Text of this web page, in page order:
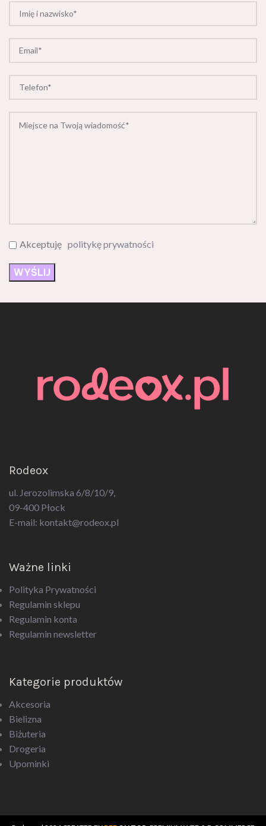
Akceptuję politykę prywatności
Rodeox
ul. Jerozolimska 6/8/10/9,
09-400 Płock
E-mail: kontakt@rodeox.pl
Ważne linki
Polityka Prywatności
Regulamin sklepu
Regulamin konta
Regulamin newsletter
Kategorie produktów
Akcesoria
Bielizna
Biżuteria
Drogeria
Upominki